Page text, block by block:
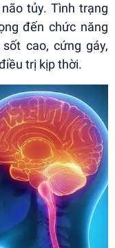
tủy. Tình trạng
đến chức năng
cao, cứng gáy,
trị kịp thời.